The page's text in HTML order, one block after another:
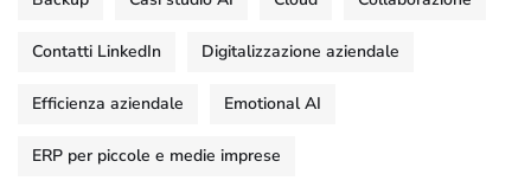
Contatti LinkedIn Digitalizzazione aziendale
Efficienza aziendale Emotional AI
ERP per piccole e medie imprese